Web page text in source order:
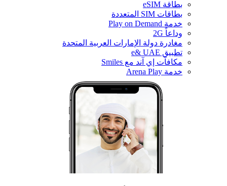
بطاقات SIM المتعددة
مغادرة دولة الإمارات العربية المتحدة
تطبيق e& UAE
مكافآت إي آند مع Smiles